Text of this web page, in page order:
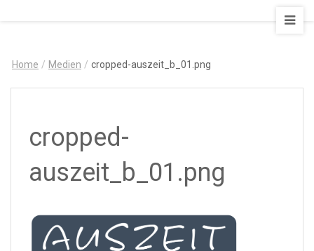
Art
&
Design
Home / Medien / cropped-auszeit_b_01.png
cropped-
auszeit_b_01.png